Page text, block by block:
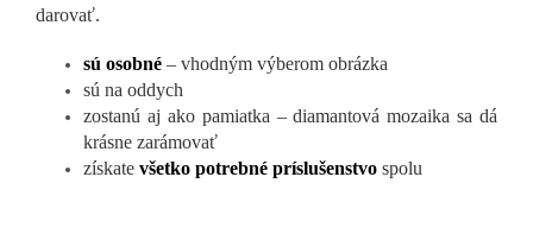
darovať.
sú osobné – vhodným výberom obrázka
sú na oddych
zostanú aj ako pamiatka – diamantová mozaika sa dá
krásne zarámovať
získate všetko potrebné príslušenstvo spolu